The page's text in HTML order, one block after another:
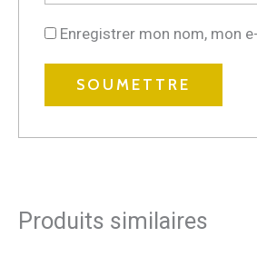
Enregistrer mon nom, mon
Produits similaires